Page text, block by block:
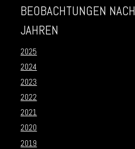
BEOBACHTUNGEN NACH
JAHREN
2025
2024
2023
2022
2021
2020
2019